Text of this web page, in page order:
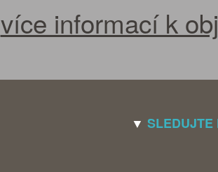
více informací k
▼ SLEDUJTE